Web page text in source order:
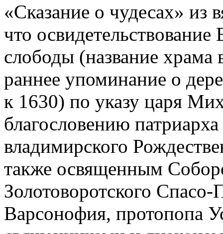
«Сказание о чудесах» из
что
слободы (название храма
раннее упоминание о
к 1630) по указу царя
благословению
владимирского
также освященным
Золотоворотского
Варсонофия, протопопа